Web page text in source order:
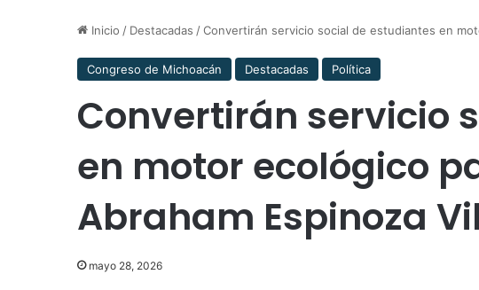
Inicio / Destacadas /Convertirán servicio social de estudiantes en
Congreso de Michoacán Destacadas Política
Convertirán servicio
en motor ecológico
Abraham Espinoza
mayo 28, 2026